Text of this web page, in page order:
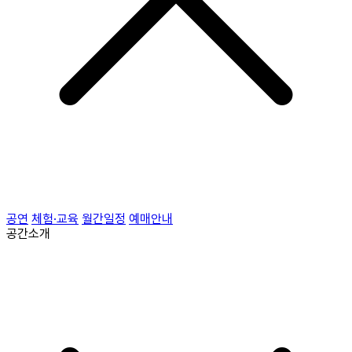
공연 체험·교육 월간일정 예매안내
공간소개